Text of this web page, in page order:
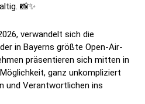
📸✨
verwandelt sich die
in Bayerns größte Open-Air-
präsentieren sich mitten in
ganz unkompliziert
und Verantwortlichen ins